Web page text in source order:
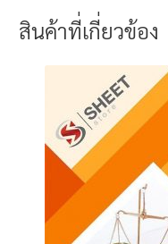
สินค้าที่เกี่ยวข้อง